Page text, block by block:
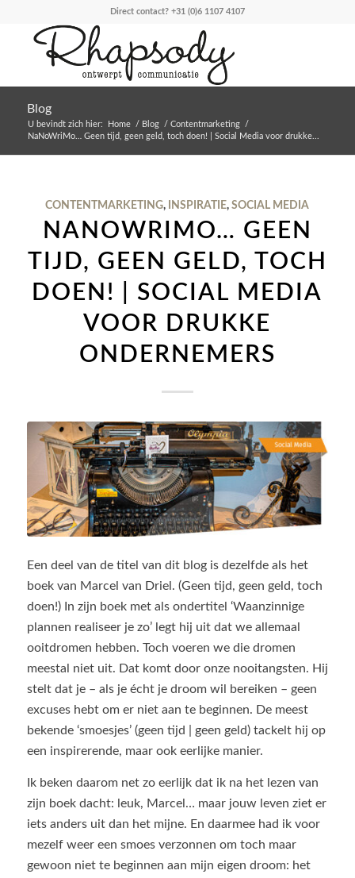
Direct contact? +31 (0)6 1107 4107
Blog
U bevindt zich hier: Home / Blog / Contentmarketing
/
NaNoWriMo… Geen tijd, geen geld, toch doen! | Social Media voor drukke...
CONTENTMARKETING, INSPIRATIE,SOCIAL MEDIA
NANOWRIMO… GEEN
TIJD, GEEN GELD, TOCH
DOEN! | SOCIAL MEDIA
VOOR DRUKKE
ONDERNEMERS
Een deel van de titel van dit blog is dezelfde als het
boek van Marcel van Driel. (Geen tijd, geen geld, toch
doen!) In zijn boek met als ondertitel ‘Waanzinnige
plannen realiseer je zo’ legt hij uit dat we allemaal
ooitdromen hebben. Toch voeren we die dromen
meestal niet uit. Dat komt door onze nooitangsten. Hij
stelt dat je – als je écht je droom wil bereiken – geen
excuses hebt om er niet aan te beginnen. De meest
bekende ‘smoesjes’ (geen tijd | geen geld) tackelt hij op
een inspirerende, maar ook eerlijke manier.
Ik beken daarom net zo eerlijk dat ik na het lezen van
zijn boek dacht: leuk, Marcel… maar jouw leven ziet er
iets anders uit dan het mijne. En daarmee had ik voor
mezelf weer een smoes verzonnen om toch maar
gewoon niet te beginnen aan mijn eigen droom: het